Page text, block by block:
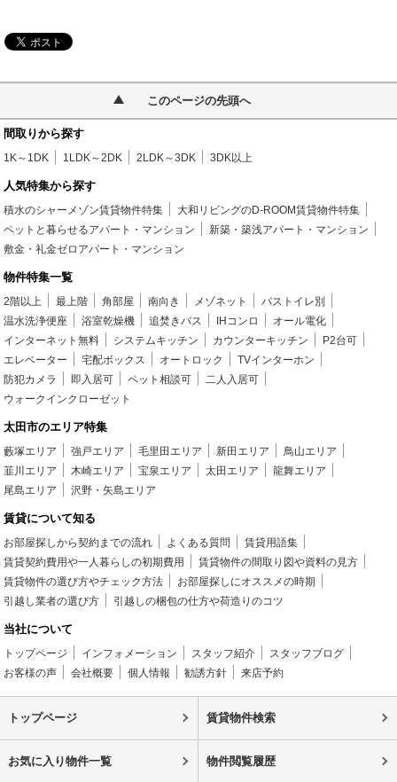
このページの先頭へ
間取りから探す
1K～1DK 1LDK～2DK 2LDK～3DK 3DK以上
人気特集から探す
積水のシャーメゾン賃貸物件特集
大和リビングのD-ROOM賃貸物件特集
ペットと暮らせるアパート・マンション
新築・築浅アパート・マンション
敷金・礼金ゼロアパート・マンション
物件特集一覧
2階以上 最上階 角部屋 南向き メゾネット
バストイレ別
温水洗浄便座
浴室乾燥機 追焚きバス IHコンロ
オール電化
インターネット無料
システムキッチン カウンターキッチン
P2台可
エレベーター
宅配ボックス オートロック
TVインターホン
防犯カメラ
即入居可 ペット相談可
二人入居可
ウォークインクローゼット
太田市のエリア特集
藪塚エリア 強戸エリア 毛里田エリア 新田エリア
鳥山エリア
韮川エリア
木崎エリア 宝泉エリア 太田エリア
龍舞エリア
尾島エリア
沢野・矢島エリア
賃貸について知る
お部屋探しから契約までの流れ よくある質問
賃貸用語集
賃貸契約費用や一人暮らしの初期費用
賃貸物件の間取り図や資料の見方
賃貸物件の選び方やチェック方法
お部屋探しにオススメの時期
引越し業者の選び方
引越しの梱包の仕方や荷造りのコツ
当社について
トップページ インフォメーション スタッフ紹介
スタッフブログ
お客様の声
会社概要 個人情報 勧誘方針 来店予約
トップページ 賃貸物件検索
お気に入り物件一覧 物件閲覧履歴